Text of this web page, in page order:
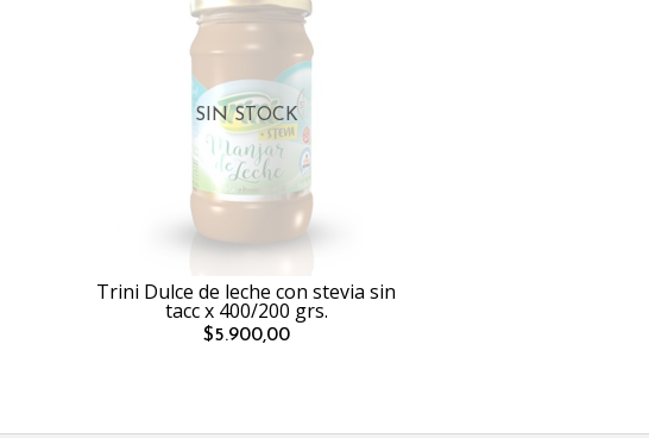
SIN STOCK
Trini Dulce de leche con stevia sin
tacc x 400/200 grs.
$5.900,00